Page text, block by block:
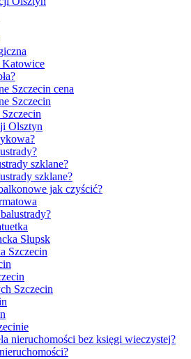
Katowice
Szczecin cena
Szczecin
Olsztyn
szklane?
szklane?
jak czyścić?
Słupsk
Szczecin
Szczecin
nieruchomości bez księgi wieczystej?